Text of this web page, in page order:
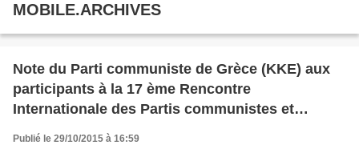
MOBILE.ARCHIVES
Note du Parti communiste de Grèce (KKE) aux
participants à la 17 ème Rencontre
Internationale des Partis communistes et
ouvriers
Publié le 29/10/2015 à 16:59